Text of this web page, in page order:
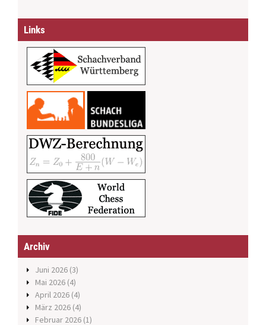
Links
Archiv
Juni 2026 (3)
Mai 2026 (4)
April 2026 (4)
März 2026 (4)
Februar 2026 (1)